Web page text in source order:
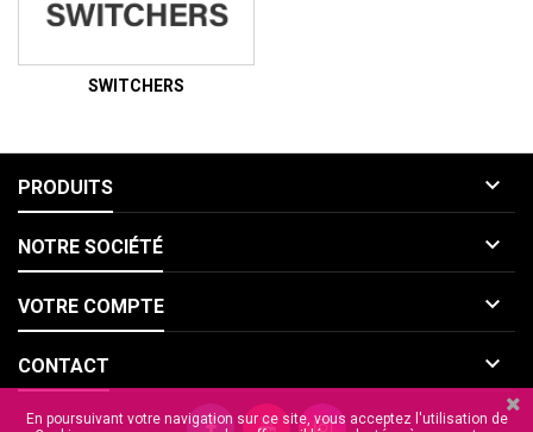
SWITCHERS
PRODUITS 
NOTRE SOCIÉTÉ 
VOTRE COMPTE 
CONTACT 
En poursuivant votre navigation sur ce site, vous acceptez l'utilisation de